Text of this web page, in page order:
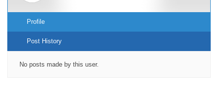
Profile
Post History
No posts made by this user.